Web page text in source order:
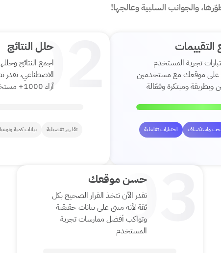
والجوانب السلبية وعالجها!
تجربة المستخدم
على موقعك مع مستخدمين
وبطريقة ومبتكرة وفعّالة
واستكشاف اختبارات تفاعلية
حلل النتائج
اجمع النتائج
الاصطناعي،
آراء 1000+ مستخدم في ٣ سطور
تقا رير تفصيلية بيانات كمية
حسن موقعك
تقدر الآن تتخذ القرار الصحيح بكل
ثقة لأنه مبني على بيانات حقيقية
وتواكب أفضل ممارسات تجربة
المستخدم